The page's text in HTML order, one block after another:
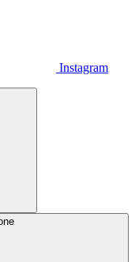
Instagram